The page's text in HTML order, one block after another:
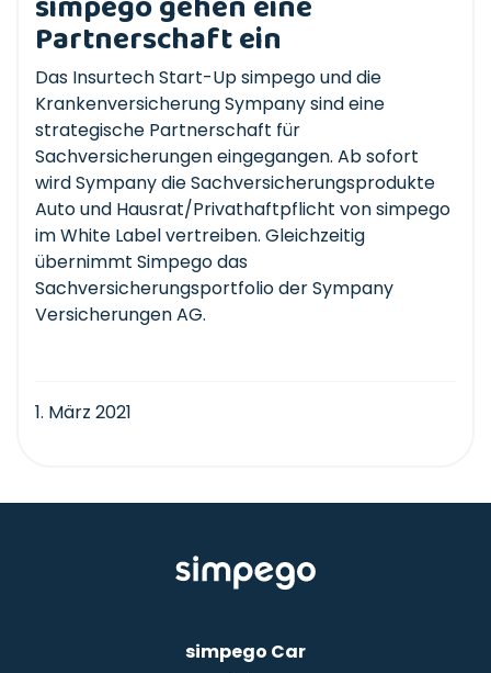
Partnerschaft ein
Das Insurtech Start-Up simpego und die
Krankenversicherung Sympany sind eine
strategische Partnerschaft für
Sachversicherungen eingegangen. Ab sofort
wird Sympany die Sachversicherungsprodukte
Auto und Hausrat/Privathaftpflicht von simpego
im White Label vertreiben. Gleichzeitig
übernimmt Simpego das
Sachversicherungsportfolio der Sympany
Versicherungen AG.
1. März 2021
simpego Car